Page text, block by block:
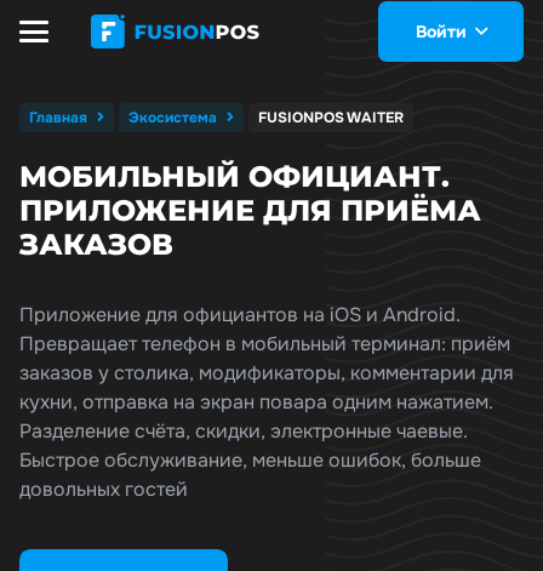
Войти
Главная Экосистема FUSIONPOS WAITER
МОБИЛЬНЫЙ ОФИЦИАНТ.
ПРИЛОЖЕНИЕ ДЛЯ ПРИЁМА
ЗАКАЗОВ
Приложение для официантов на iOS и Android.
Превращает телефон в мобильный терминал: приём
заказов у столика, модификаторы, комментарии для
кухни, отправка на экран повара одним нажатием.
Разделение счёта, скидки, электронные чаевые.
Быстрое обслуживание, меньше ошибок, больше
довольных гостей